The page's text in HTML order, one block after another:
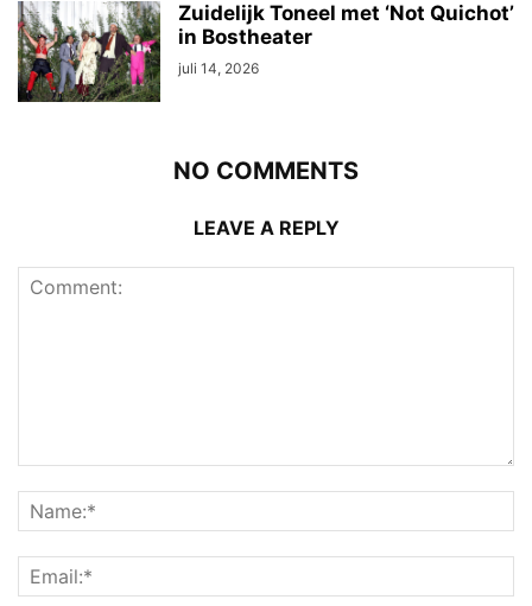
Zuidelijk Toneel met ‘Not Quichot’
in Bostheater
juli 14, 2026
NO COMMENTS
LEAVE A REPLY